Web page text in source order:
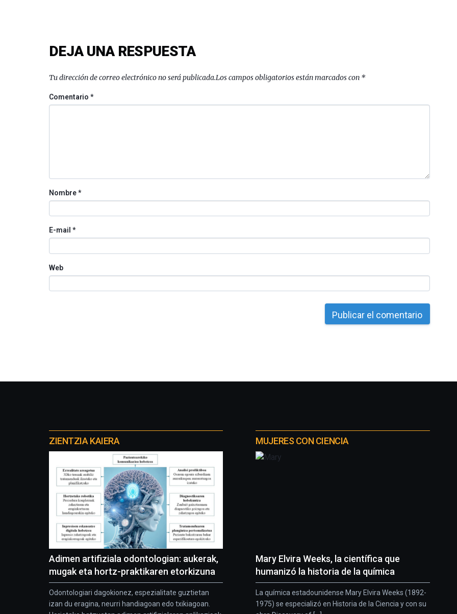
DEJA UNA RESPUESTA
Tu dirección de correo electrónico no será publicada.Los campos obligatorios están marcados con *
Comentario*
Nombre*
E-mail *
Web
proyectos
ZIENTZIA KAIERA
Adimen artifiziala odontologian: aukerak,
mugak eta hortz-praktikaren etorkizuna
Odontologiari dagokionez, espezialitate guztietan
izan du eragina, neurri handiagoan edo txikiagoan.
MUJERES CON CIENCIA
Mary Elvira Weeks, la científica que
humanizó la historia de la química
La química estadounidense Mary Elvira Weeks (1892-
1975) se especializó en Historia de la Ciencia y con su